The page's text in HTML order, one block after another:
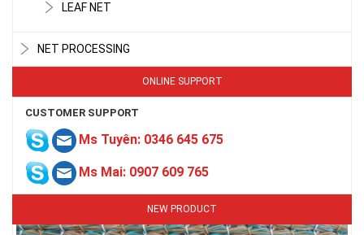
LEAF NET
NET PROCESSING
ONLINE SUPPORT
CUSTOMER SUPPORT
Ms Tuyên: 0346 645 675
Ms Mai: 0907 609 765
NEW PRODUCT